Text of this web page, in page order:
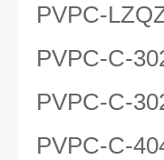
PVPC-
PVPC-C-
PVPC-C-
PVPC-C-